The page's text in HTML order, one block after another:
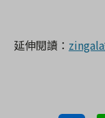
延伸閱讀：